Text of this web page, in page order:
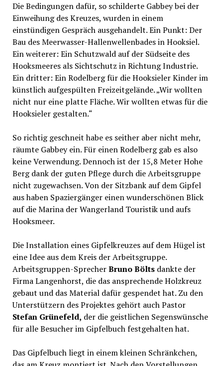
Die Bedingungen dafür, so schilderte Gabbey bei der
Einweihung des Kreuzes, wurden in einem
einstündigen Gespräch ausgehandelt. Ein Punkt: Der
Bau des Meerwasser-Hallenwellenbades in Hooksiel.
Ein weiterer: Ein Schutzwald auf der Südseite des
Hooksmeeres als Sichtschutz in Richtung Industrie.
Ein dritter: Ein Rodelberg für die Hooksieler Kinder im
künstlich aufgespülten Freizeitgelände. „Wir wollten
nicht nur eine platte Fläche. Wir wollten etwas für die
Hooksieler gestalten.“
So richtig geschneit habe es seither aber nicht mehr,
räumte Gabbey ein. Für einen Rodelberg gab es also
keine Verwendung. Dennoch ist der 15,8 Meter Hohe
Berg dank der guten Pflege durch die Arbeitsgruppe
nicht zugewachsen. Von der Sitzbank auf dem Gipfel
aus haben Spaziergänger einen wunderschönen Blick
auf die Marina der Wangerland Touristik und aufs
Hooksmeer.
Die Installation eines Gipfelkreuzes auf dem Hügel ist
eine Idee aus dem Kreis der Arbeitsgruppe.
Arbeitsgruppen-SprecherBruno Bölts dankte der
Firma Langenhorst, die das ansprechende Holzkreuz
gebaut und das Material dafür gespendet hat. Zu den
Unterstützern des Projektes gehört auch Pastor
Stefan Grünefeld, der die geistlichen Segenswünsche
für alle Besucher im Gipfelbuch festgehalten hat.
Das Gipfelbuch liegt in einem kleinen Schränkchen,